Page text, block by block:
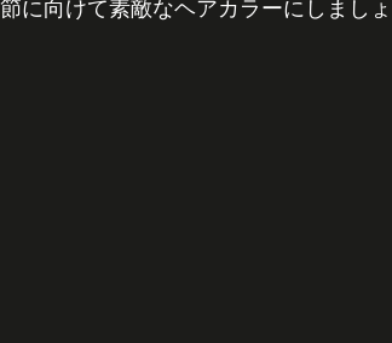
に向けて素敵なヘアカラーにしましょ